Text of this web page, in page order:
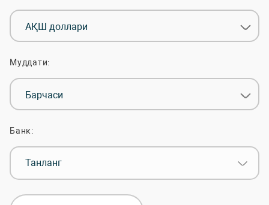
АҚШ доллари
Муддати:
Барчаси
Банк:
Танланг